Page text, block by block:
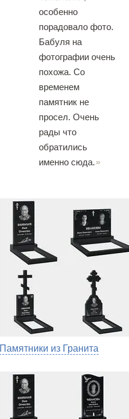
особенно
порадовало фото.
Бабуля на
фотографии очень
похожа. Со
временем
памятник не
просел. Очень
рады что
обратились
именно сюда.
Памятники из Гранита